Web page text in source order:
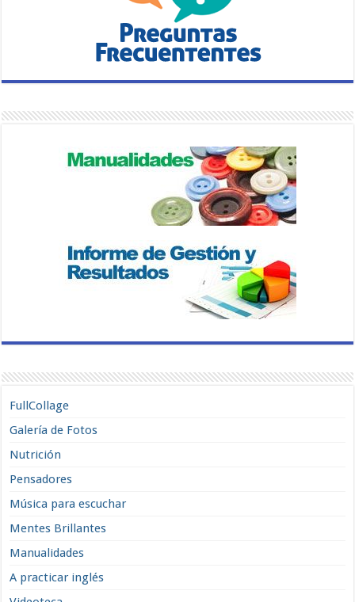
FullCollage
Galería de Fotos
Nutrición
Pensadores
Música para escuchar
Mentes Brillantes
Manualidades
A practicar inglés